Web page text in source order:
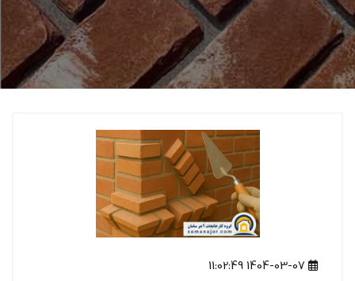
1404-03-07 11:02:49